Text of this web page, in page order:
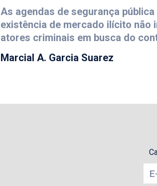
As agendas de segurança
existência de mercado ilícito não
atores criminais em busca do
Marcial A. Garcia Suarez